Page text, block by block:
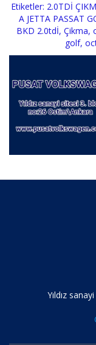
Etiketler: 2.0TDİ
A JETTA PASSAT
BKD 2.0tdİ, Çikma,
golf,
Yıldız